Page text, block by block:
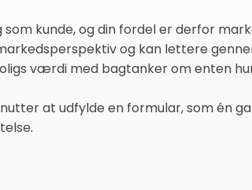
kunde, og din fordel er derfor
og kan lettere
værdi med bagtanker om enten
at udfylde en formular, som én